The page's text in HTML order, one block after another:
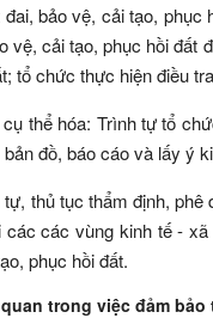
bảo vệ, cải tạo,
vệ, cải tạo, phục hồi đất
tổ chức thực hiện điều
thể hóa: Trình tự tổ
đồ, báo cáo và lấy ý
thủ tục thẩm định,
các vùng kinh tế -
phục hồi đất.
trong việc đảm